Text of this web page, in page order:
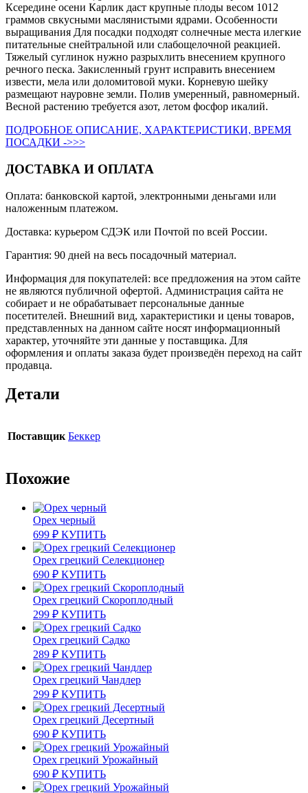
Ксередине осени Карлик даст крупные плоды весом 1012
граммов свкусными маслянистыми ядрами. Особенности
выращивания Для посадки подходят солнечные места илегкие
питательные снейтральной или слабощелочной реакцией.
Тяжелый суглинок нужно разрыхлить внесением крупного
речного песка. Закисленный грунт исправить внесением
извести, мела или доломитовой муки. Корневую шейку
размещают науровне земли. Полив умеренный, равномерный.
Весной растению требуется азот, летом фосфор икалий.
ПОДРОБНОЕ ОПИСАНИЕ, ХАРАКТЕРИСТИКИ, ВРЕМЯ
ПОСАДКИ ->>>
ДОСТАВКА И ОПЛАТА
Оплата: банковской картой, электронными деньгами или
наложенным платежом.
Доставка: курьером СДЭК или Почтой по всей России.
Гарантия: 90 дней на весь посадочный материал.
Информация для покупателей: все предложения на этом сайте
не являются публичной офертой. Администрация сайта не
собирает и не обрабатывает персональные данные
посетителей. Внешний вид, характеристики и цены товаров,
представленных на данном сайте носят информационный
характер, уточняйте эти данные у поставщика. Для
оформления и оплаты заказа будет произведён переход на сайт
продавца.
Детали
Поставщик Беккер
Похожие
Орех черный
699 ₽ КУПИТЬ
Орех грецкий Селекционер
690 ₽ КУПИТЬ
Орех грецкий Скороплодный
299 ₽ КУПИТЬ
Орех грецкий Садко
289 ₽ КУПИТЬ
Орех грецкий Чандлер
299 ₽ КУПИТЬ
Орех грецкий Десертный
690 ₽ КУПИТЬ
Орех грецкий Урожайный
690 ₽ КУПИТЬ